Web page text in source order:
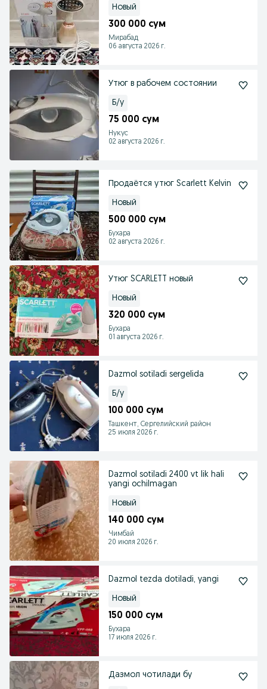
Новый
300 000 сум
Мирабад
06 августа 2026 г.
Утюг в рабочем состоянии
Б/у
75 000 сум
Нукус
02 августа 2026 г.
Продаётся утюг Scarlett Kelvin
Новый
500 000 сум
Бухара
02 августа 2026 г.
Утюг SCARLETT новый
Новый
320 000 сум
Бухара
01 августа 2026 г.
Dazmol sotiladi sergelida
Б/у
100 000 сум
Ташкент, Сергелийский район
25 июля 2026 г.
Dazmol sotiladi 2400 vt lik hali
yangi ochilmagan
Новый
140 000 сум
Чимбай
20 июля 2026 г.
Dazmol tezda dotiladi, yangi
Новый
150 000 сум
Бухара
17 июля 2026 г.
Дазмол чотилади бу